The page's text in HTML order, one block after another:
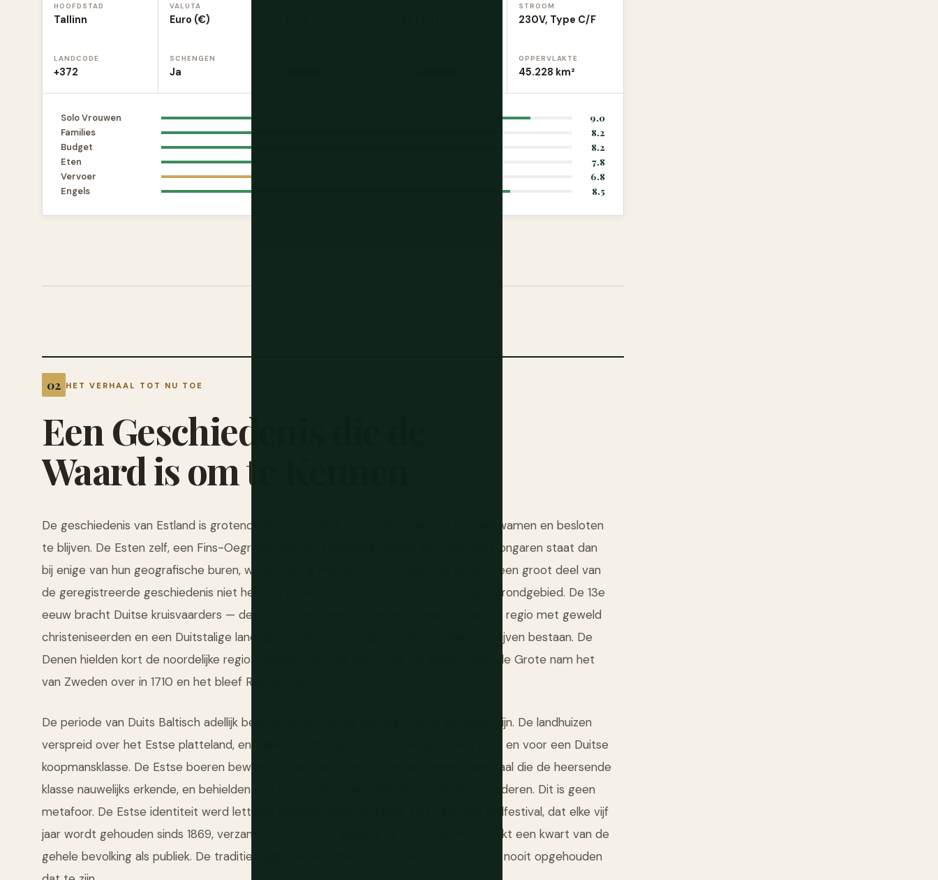
HOOFDSTAD
Tallinn
VALUTA
Euro (€)
STROOM
230V, Type C/F
LANDCODE
+372
SCHENGEN
Ja
OPPERVLAKTE
45.228 km²
Solo Vrouwen
9.0
Families
8.2
Budget
8.2
Eten
7.8
Vervoer
6.8
Engels
8.5
HET VERHAAL TOT NU TOE
EenGeschiedenis
Waardisomte
De geschiedenis van Estland is grotendeels een verhaal van andere mensen die aankwamen en besloten
te blijven. De Esten zelf, een Fins-Oegrisch volk dat taalkundig dichter bij Finnen en Hongaren staat dan
bij enige van hun geografische buren, wonen hier al minstens 5000 jaar. Wat ze voor een groot deel van
de geregistreerde geschiedenis niet hebben gehad, is soevereiniteit over hun eigen grondgebied. De 13e
eeuw bracht Duitse kruisvaarders — de Livonische Broeders van het Zwaard — die de regio met geweld
christeniseerden en een Duitstalige landeigenaarsklasse vestigden die 700 jaar zou blijven bestaan. De
Denen hielden kort de noordelijke regio. Zweden nam het over in de 17e eeuw. Peter de Grote nam het
van Zweden over in 1710 en het bleef Russisch tot 1918.
De periode van Duits Baltisch adellijk bewind liet sporen na die nog steeds zichtbaar zijn. De landhuizen
verspreid over het Estse platteland, en Tallinn's oude stad zelf, werden gebouwd door en voor een Duitse
koopmansklasse. De Estse boeren bewerkten land dat ze niet bezaten, spraken een taal die de heersende
klasse nauwelijks erkende, en behielden een cultuur die overleefde door middel van liederen. Dit is geen
metafoor. De Estse identiteit werd letterlijk bewaard door koorzang. Het nationale liedfestival, dat elke vijf
jaar wordt gehouden sinds 1869, verzamelt tot 30.000 zangers op één podium en trekt een kwart van de
gehele bevolking als publiek. De traditie begon als een daad van culturele verzet en is nooit opgehouden